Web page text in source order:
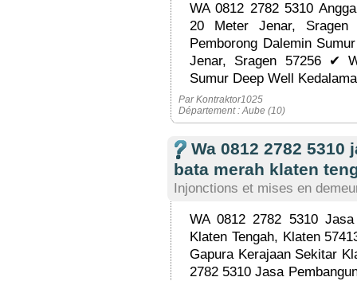
WA 0812 2782 5310
20 Meter Jenar,
Pemborong Dalemin
Jenar, Sragen 57256 ✔
Sumur Deep Well
Par Kontraktor1025
Département : Aube (10)
Wa 0812 2782
bata merah klaten
Injonctions et mises en
WA 0812 2782 5310
Klaten Tengah, Klaten
Gapura Kerajaan Sekitar
2782 5310 Jasa